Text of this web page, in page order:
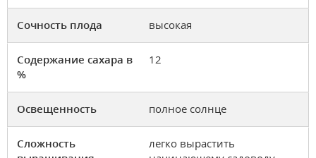
Сочность плода высокая
Содержание сахара в
%
12
Освещенность полное солнце
Сложность
легко вырастить